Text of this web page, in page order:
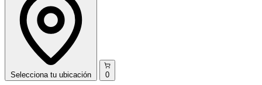
Selecciona tu ubicación 0